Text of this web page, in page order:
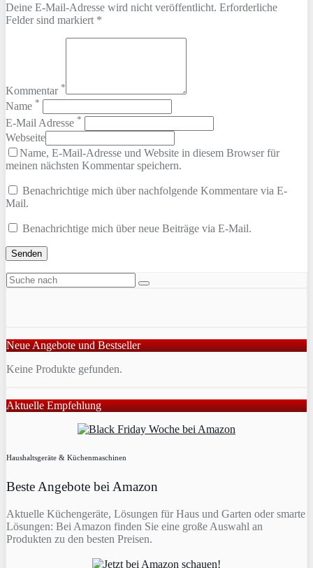
Deine E-Mail-Adresse wird nicht veröffentlicht. Erforderliche
Felder sind markiert *
Kommentar *
Name *
E-Mail Adresse *
Webseite
Name, E-Mail-Adresse und Website in diesem Browser für
meinen nächsten Kommentar speichern.
Benachrichtige mich über nachfolgende Kommentare via E-
Mail.
Benachrichtige mich über neue Beiträge via E-Mail.
Neue Angebote und Bestseller
Keine Produkte gefunden.
Aktuelle Empfehlung
Haushaltsgeräte & Küchenmaschinen
Beste Angebote bei Amazon
Aktuelle Küchengeräte, Lösungen für Haus und Garten oder smarte
Lösungen: Bei Amazon finden Sie eine große Auswahl an
Produkten zu den besten Preisen.